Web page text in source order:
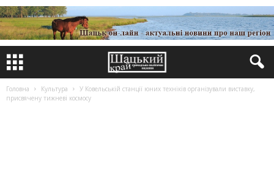
Головна Культура
У Ковельській станції юних техніків організували виставку,
присвячену тижневі космосу